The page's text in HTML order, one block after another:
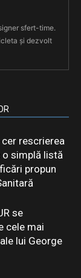
sfert-time.
și dezvolt
rescrierea
o simplă listă
propun
se
cele mai
lui George